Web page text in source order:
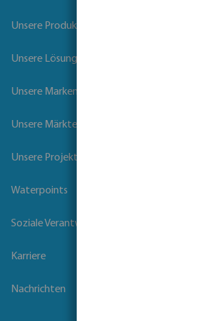
Unsere Produkte
Unsere Lösungen
Unsere Marken
Unsere Märkte
Unsere Projekte
Waterpoints
Soziale Verantwortung der Unternehmen
Karriere
Nachrichten